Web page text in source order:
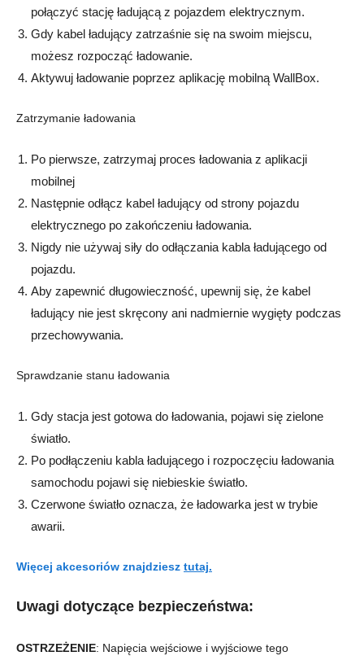
połączyć stację ładującą z pojazdem elektrycznym.
Gdy kabel ładujący zatrzaśnie się na swoim miejscu,
możesz rozpocząć ładowanie.
Aktywuj ładowanie poprzez aplikację mobilną WallBox.
Zatrzymanie ładowania
Po pierwsze, zatrzymaj proces ładowania z aplikacji
mobilnej
Następnie odłącz kabel ładujący od strony pojazdu
elektrycznego po zakończeniu ładowania.
Nigdy nie używaj siły do ​​odłączania kabla ładującego od
pojazdu.
Aby zapewnić długowieczność, upewnij się, że kabel
ładujący nie jest skręcony ani nadmiernie wygięty podczas
przechowywania.
Sprawdzanie stanu ładowania
Gdy stacja jest gotowa do ładowania, pojawi się zielone
światło.
Po podłączeniu kabla ładującego i rozpoczęciu ładowania
samochodu pojawi się niebieskie światło.
Czerwone światło oznacza, że ​​ładowarka jest w trybie
awarii.
Więcej akcesoriów znajdziesz tutaj.
Uwagi dotyczące bezpieczeństwa:
OSTRZEŻENIE: Napięcia wejściowe i wyjściowe tego